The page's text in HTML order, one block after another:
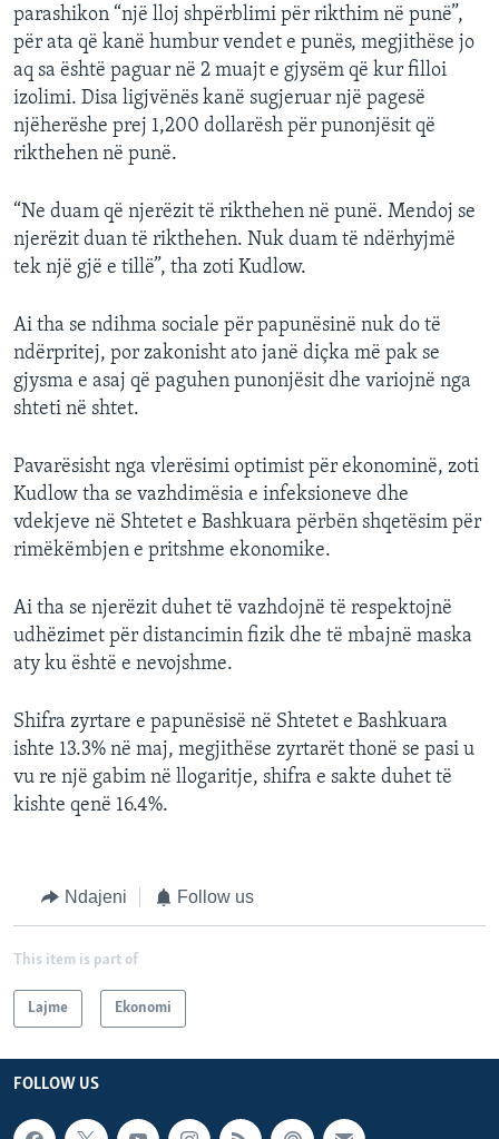
parashikon “një lloj shpërblimi për rikthim në punë”,
për ata që kanë humbur vendet e punës, megjithëse jo
aq sa është paguar në 2 muajt e gjysëm që kur filloi
izolimi. Disa ligjvënës kanë sugjeruar një pagesë
njëherëshe prej 1,200 dollarësh për punonjësit që
rikthehen në punë.
“Ne duam që njerëzit të rikthehen në punë. Mendoj se
njerëzit duan të rikthehen. Nuk duam të ndërhyjmë
tek një gjë e tillë”, tha zoti Kudlow.
Ai tha se ndihma sociale për papunësinë nuk do të
ndërpritej, por zakonisht ato janë diçka më pak se
gjysma e asaj që paguhen punonjësit dhe variojnë nga
shteti në shtet.
Pavarësisht nga vlerësimi optimist për ekonominë, zoti
Kudlow tha se vazhdimësia e infeksioneve dhe
vdekjeve në Shtetet e Bashkuara përbën shqetësim për
rimëkëmbjen e pritshme ekonomike.
Ai tha se njerëzit duhet të vazhdojnë të respektojnë
udhëzimet për distancimin fizik dhe të mbajnë maska
aty ku është e nevojshme.
Shifra zyrtare e papunësisë në Shtetet e Bashkuara
ishte 13.3% në maj, megjithëse zyrtarët thonë se pasi u
vu re një gabim në llogaritje, shifra e sakte duhet të
kishte qenë 16.4%.
Ndajeni Follow us
This item is part of
Lajme Ekonomi
FOLLOW US